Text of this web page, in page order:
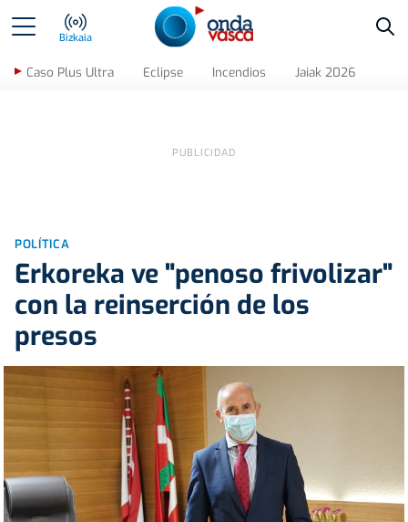
Bizkaia
Caso Plus Ultra Eclipse Incendios Jaiak 2026
POLÍTICA
Erkoreka ve "penoso frivolizar"
con la reinserción de los
presos